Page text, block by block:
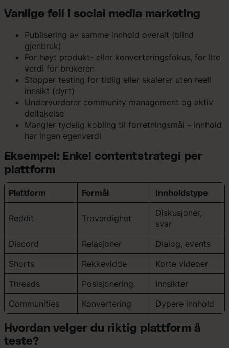
Vanlige feil i social media marketing
Publisering av samme innhold overalt (blind
gjenbruk)
For høyt produkt- eller konverteringsfokus, for lite
verdi for brukeren
Stopper testing for tidlig eller skalerer uten reell
innsikt (dyrt)
Undervurderer community management og aktiv
deltakelse
Mangler tydelig kobling til forretningsmål – innhold
har ingen egenverdi
Eksempel: Enkel contentstrategi per
plattform
Plattform Formål Innholdstype
Reddit Troverdighet
Diskusjoner,
svar
Discord
Relasjoner
Dialog, events
Shorts
Rekkevidde
Korte videoer
Threads
Posisjonering
Innsikter
Communities
Konvertering Dypere innhold
Hvordan velger du riktig plattform å
teste?